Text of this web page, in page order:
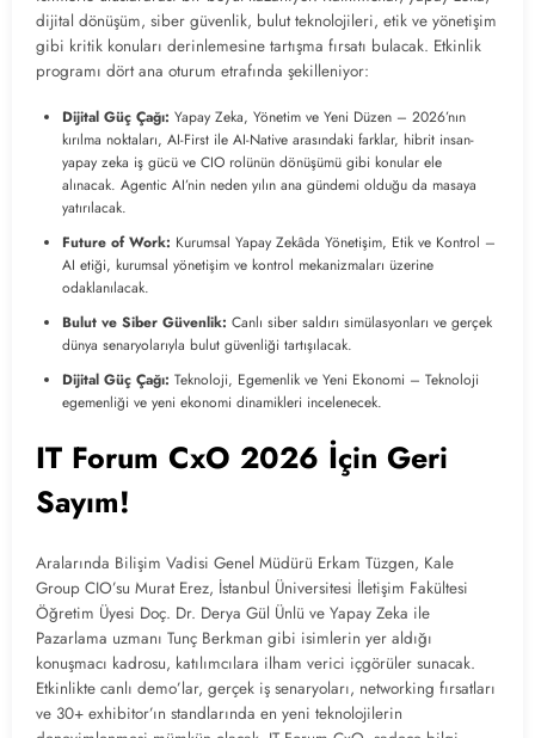
dijital dönüşüm, siber güvenlik, bulut teknolojileri, etik ve yönetişim
gibi kritik konuları derinlemesine tartışma fırsatı bulacak. Etkinlik
programı dört ana oturum etrafında şekilleniyor:
Dijital Güç Çağı: Yapay Zeka, Yönetim ve Yeni Düzen – 2026’nın
kırılma noktaları, AI-First ile AI-Native arasındaki farklar, hibrit insan-
yapay zeka iş gücü ve CIO rolünün dönüşümü gibi konular ele
alınacak. Agentic AI’nin neden yılın ana gündemi olduğu da masaya
yatırılacak.
Future of Work: Kurumsal Yapay Zekâda Yönetişim, Etik ve Kontrol –
AI etiği, kurumsal yönetişim ve kontrol mekanizmaları üzerine
odaklanılacak.
Bulut ve Siber Güvenlik: Canlı siber saldırı simülasyonları ve gerçek
dünya senaryolarıyla bulut güvenliği tartışılacak.
Dijital Güç Çağı: Teknoloji, Egemenlik ve Yeni Ekonomi – Teknoloji
egemenliği ve yeni ekonomi dinamikleri incelenecek.
IT Forum CxO 2026 İçin Geri
Sayım!
Aralarında Bilişim Vadisi Genel Müdürü Erkam Tüzgen, Kale
Group CIO’su Murat Erez, İstanbul Üniversitesi İletişim Fakültesi
Öğretim Üyesi Doç. Dr. Derya Gül Ünlü ve Yapay Zeka ile
Pazarlama uzmanı Tunç Berkman gibi isimlerin yer aldığı
konuşmacı kadrosu, katılımcılara ilham verici içgörüler sunacak.
Etkinlikte canlı demo’lar, gerçek iş senaryoları, networking fırsatları
ve 30+ exhibitor’ın standlarında en yeni teknolojilerin